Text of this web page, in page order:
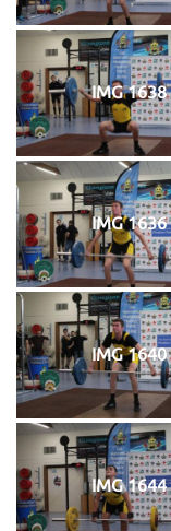
IMG 1638
IMG 1636
IMG 1640
IMG 1644